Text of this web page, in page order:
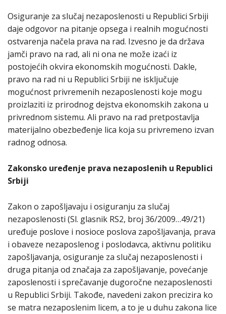
Osiguranje za slučaj nezaposlenosti u Republici Srbiji
daje odgovor na pitanje opsega i realnih mogućnosti
ostvarenja načela prava na rad. Izvesno je da država
jamči pravo na rad, ali ni ona ne može izaći iz
postojećih okvira ekonomskih mogućnosti. Dakle,
pravo na rad ni u Republici Srbiji ne isključuje
mogućnost privremenih nezaposlenosti koje mogu
proizlaziti iz prirodnog dejstva ekonomskih zakona u
privrednom sistemu. Ali pravo na rad pretpostavlja
materijalno obezbeđenje lica koja su privremeno izvan
radnog odnosa.
Zakonsko uređenje prava nezaposlenih u Republici
Srbiji
Zakon o zapošljavaju i osiguranju za slučaj
nezaposlenosti (Sl. glasnik RS2, broj 36/2009…49/21)
uređuje poslove i nosioce poslova zapošljavanja, prava
i obaveze nezaposlenog i poslodavca, aktivnu politiku
zapošljavanja, osiguranje za slučaj nezaposlenosti i
druga pitanja od značaja za zapošljavanje, povećanje
zaposlenosti i sprečavanje dugoročne nezaposlenosti
u Republici Srbiji. Takođe, navedeni zakon precizira ko
se matra nezaposlenim licem, a to je u duhu zakona lice